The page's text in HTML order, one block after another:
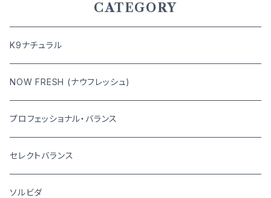
CATEGORY
K9ナチュラル
NOW FRESH (ナウフレッシュ)
プロフェッショナル・バランス
セレクトバランス
ソルビダ